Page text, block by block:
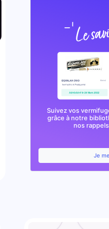
Suivez vos
grâce à notre
nos
Je